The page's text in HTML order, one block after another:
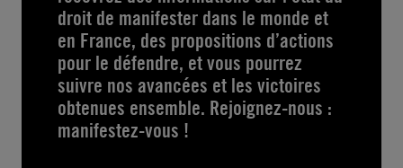
droit de manifester dans le monde et
en France, des propositions d’actions
pour le défendre, et vous pourrez
suivre nos avancées et les victoires
obtenues ensemble. Rejoignez-nous :
manifestez-vous !